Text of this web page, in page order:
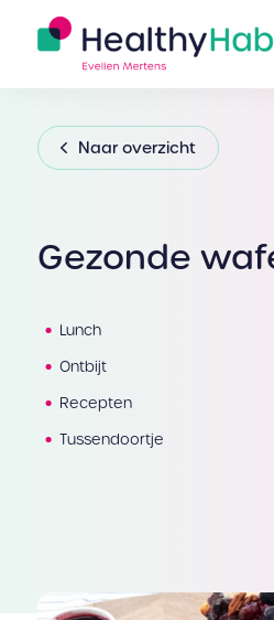
Naar overzicht
Gezonde
Lunch
Ontbijt
Recepten
Tussendoortje